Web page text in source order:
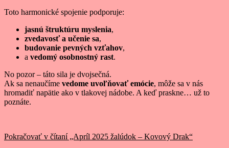
Toto harmonické spojenie podporuje:
jasnú štruktúru myslenia,
zvedavosť a učenie sa,
budovanie pevných vzťahov,
a vedomý osobnostný rast.
No pozor – táto sila je dvojsečná.
Ak sa nenaučíme vedome uvoľňovať emócie, môže sa v nás
hromadiť napätie ako v tlakovej nádobe. A keď praskne… už to
poznáte.
Pokračovať v čítaní„Apríl 2025 žalúdok – Kovový Drak“